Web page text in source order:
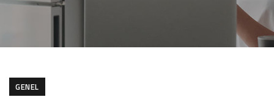
GENEL